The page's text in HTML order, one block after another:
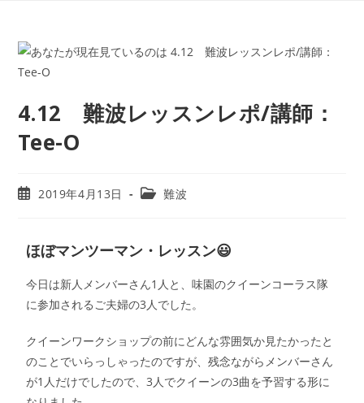
4.12 難波レッスンレポ/講師：
Tee-O
2019年4月13日 難波
ほぼマンツーマン・レッスン😃
今日は新人メンバーさん1人と、味園のクイーンコーラス隊
に参加されるご夫婦の3人でした。
クイーンワークショップの前にどんな雰囲気か見たかったと
のことでいらっしゃったのですが、残念ながらメンバーさん
が1人だけでしたので、3人でクイーンの3曲を予習する形に